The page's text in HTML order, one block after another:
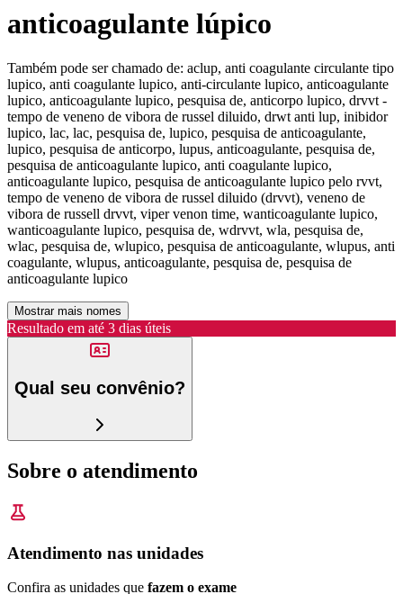
anticoagulante lúpico
Também pode ser chamado de: aclup, anti coagulante circulante tipo
lupico, anti coagulante lupico, anti-circulante lupico, anticoagulante
lupico, anticoagulante lupico, pesquisa de, anticorpo lupico, drvvt -
tempo de veneno de vibora de russel diluido, drwt anti lup, inibidor
lupico, lac, lac, pesquisa de, lupico, pesquisa de anticoagulante,
lupico, pesquisa de anticorpo, lupus, anticoagulante, pesquisa de,
pesquisa de anticoagulante lupico, anti coagulante lupico,
anticoagulante lupico, pesquisa de anticoagulante lupico pelo rvvt,
tempo de veneno de vibora de russel diluido (drvvt), veneno de
vibora de russell drvvt, viper venon time, wanticoagulante lupico,
wanticoagulante lupico, pesquisa de, wdrvvt, wla, pesquisa de,
wlac, pesquisa de, wlupico, pesquisa de anticoagulante, wlupus, anti
coagulante, wlupus, anticoagulante, pesquisa de, pesquisa de
anticoagulante lupico
Mostrar mais nomes
Resultado em até 3 dias úteis
Qual seu convênio?
Sobre o atendimento
Atendimento nas unidades
Confira as unidades que fazem o exame